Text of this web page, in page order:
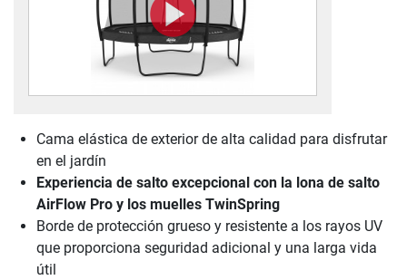
Cama elástica de exterior de alta calidad para disfrutar
en el jardín
Experiencia de salto excepcional con la lona de salto
AirFlow Pro y los muelles TwinSpring
Borde de protección grueso y resistente a los rayos UV
que proporciona seguridad adicional y una larga vida
útil